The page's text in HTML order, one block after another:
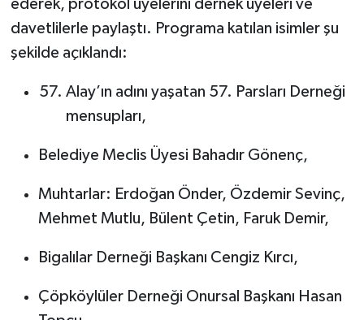
ederek, protokol üyelerini dernek üyeleri ve
davetlilerle paylaştı. Programa katılan isimler şu
şekilde açıklandı:
Alay’ın adını yaşatan 57. Parsları Derneği
mensupları,
Belediye Meclis Üyesi Bahadır Gönenç,
Muhtarlar: Erdoğan Önder, Özdemir Sevinç,
Mehmet Mutlu, Bülent Çetin, Faruk Demir,
Bigalılar Derneği Başkanı Cengiz Kırcı,
Çöpköylüler Derneği Onursal Başkanı Hasan